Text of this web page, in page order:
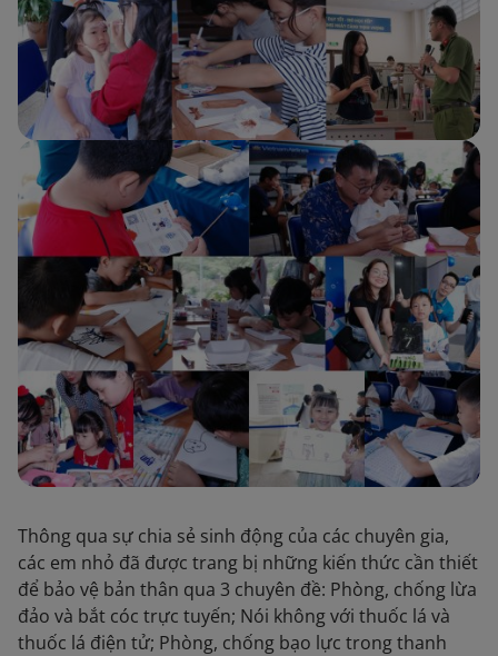
Thông qua sự chia sẻ sinh động của các chuyên gia,
các em nhỏ đã được trang bị những kiến thức cần thiết
để bảo vệ bản thân qua 3 chuyên đề: Phòng, chống lừa
đảo và bắt cóc trực tuyến; Nói không với thuốc lá và
thuốc lá điện tử; Phòng, chống bạo lực trong thanh